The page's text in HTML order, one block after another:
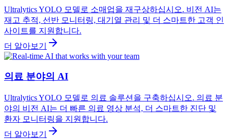
Ultralytics YOLO 모델로 소매업을 재구상하십시오. 비전 AI는
재고 추적, 선반 모니터링, 대기열 관리 및 더 스마트한 고객 인
사이트를 지원합니다.
더 알아보기
의료 분야의 AI
Ultralytics YOLO 모델로 의료 솔루션을 구축하십시오. 의료 분
야의 비전 AI는 더 빠른 의료 영상 분석, 더 스마트한 진단 및
환자 모니터링을 지원합니다.
더 알아보기